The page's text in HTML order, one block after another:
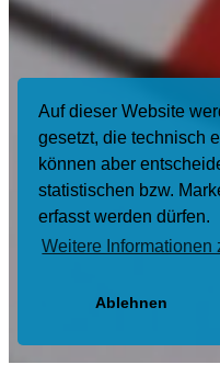
Auf dieser Website
gesetzt, die technisch
können aber
statistischen bzw.
erfasst werden dürfen.
Weitere Informationen
Ablehnen